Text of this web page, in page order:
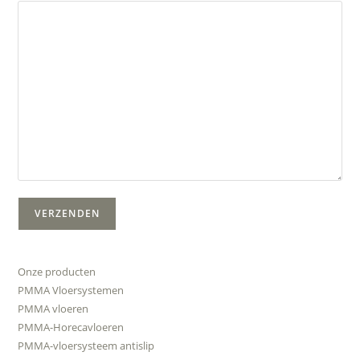
Onze producten
PMMA Vloersystemen
PMMA vloeren
PMMA-Horecavloeren
PMMA-vloersysteem antislip